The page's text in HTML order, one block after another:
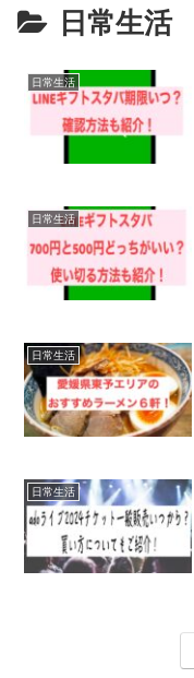
日常生活
日常生活
日常生活
日常生活
日常生活